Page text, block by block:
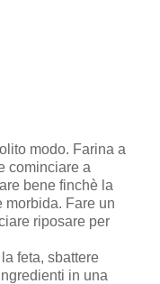
modo. Farina a
cominciare a
bene finchè la
Fare un
riposare per
feta, sbattere
in una